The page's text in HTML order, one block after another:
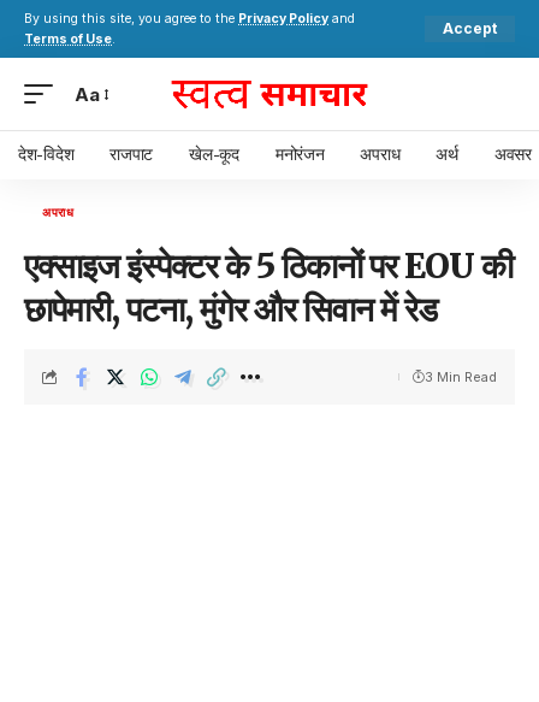
By using this site, you agree to the Privacy Policy and
Terms of Use.
Accept
Aa
देश-विदेश राजपाट खेल-कूद मनोरंजन अपराध अर्थ अवसर
अपराध
एक्साइज इंस्पेक्टर के 5 ठिकानों पर EOU की
छापेमारी, पटना, मुंगेर और सिवान में रेड
3 Min Read